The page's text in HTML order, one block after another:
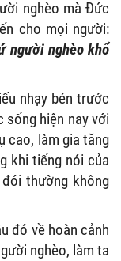
nghèo mà Đức
cho mọi người:
người nghèo khổ
nhạy bén trước
sống hiện nay với
cao, làm gia tăng
khi tiếng nói của
thường không
đó về hoàn cảnh
nghèo, làm ta